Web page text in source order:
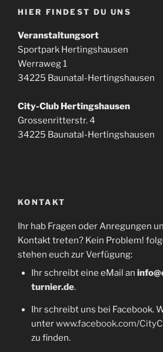
HIER FINDEST DU UNS
Veranstaltungsort
Sportpark Hertingshausen
Werraweg 1
34225 Baunatal-Hertingshausen
City-Club Hertingshausen
Grossenritterstr. 4
34225 Baunatal-Hertingshausen
KONTAKT
Ihr hab Fragen oder Anregungen
Kontakt treten? Kein Problem!
stehen euch zur Verfügung:
Ihr schreibt eine eMail an
turnier.de.
Ihr schreibt uns bei Facebook.
unterwww.facebook.com/
zu finden.